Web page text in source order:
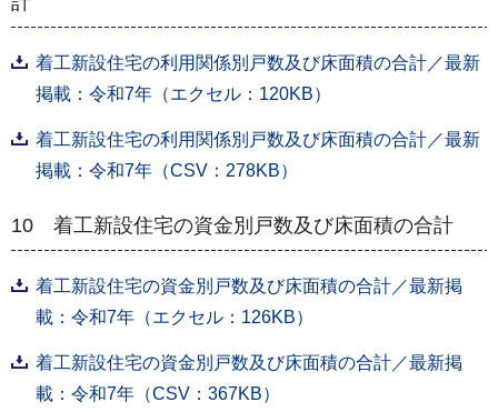
着工新設住宅の利用関係別戸数及び床面積の合計／最新
掲載：令和7年（エクセル：120KB）
着工新設住宅の利用関係別戸数及び床面積の合計／最新
掲載：令和7年（CSV：278KB）
10 着工新設住宅の資金別戸数及び床面積の合計
着工新設住宅の資金別戸数及び床面積の合計／最新掲
載：令和7年（エクセル：126KB）
着工新設住宅の資金別戸数及び床面積の合計／最新掲
載：令和7年（CSV：367KB）